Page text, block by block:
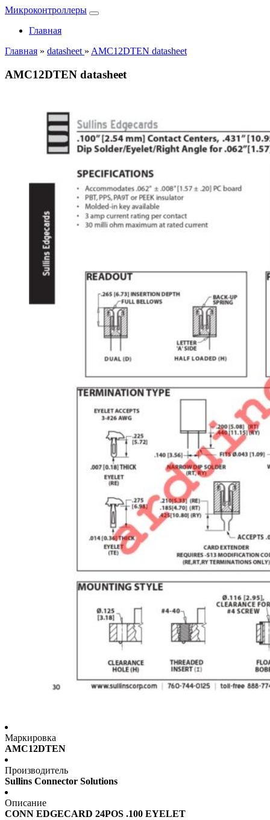
Микроконтроллеры
Главная
Главная » datasheet » AMC12DTEN datasheet
AMC12DTEN datasheet
Маркировка
AMC12DTEN
Производитель
Sullins Connector Solutions
Описание
CONN EDGECARD 24POS .100 EYELET